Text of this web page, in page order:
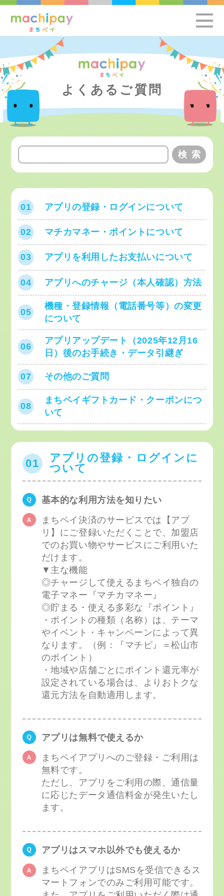
よくあるご質問
01 アプリの登録・ログインについて
02 マチカマネー・ポイントについて
03 アプリを利用したお支払いについて
04 アプリへのチャージ（本人確認）方法
05
機種・登録情報（電話番号等）の変更
について
06
アプリアップデート（2025年12月16
日）後のお手続き・データ引継ぎ
07 その他のご質問
08
まちペイギフトカード・クーポンにつ
いて
01
アプリの登録・ログインに
ついて
基本的な利用方法を知りたい
まちペイ決済のサービスでは【アプ
リ】にご登録いただくことで、加盟店
でのお買い物やサービスにご利用いた
だけます。
▼主な機能
◎チャージして使えるまちペイ独自の
電子マネー『マチカマネー』
◎貯まる・使える多彩な『ポイント』
・ポイントの種類（名称）は、テーマ
やイベント・キャンペーンによって異
なります。（例：『マチピ』＝松山市
のポイント）
・地域や店舗ごとにポイント還元率が
設定されている場合は、よりおトクな
還元方法を自動適用します。
アプリは無料で使えるか
まちペイアプリへのご登録・ご利用は
無料です。
ただし、アプリをご利用の際、通信量
に応じたデータ通信料金が発生いたし
ます。
アプリはスマホ以外でも使えるか
まちペイアプリはSMSを受信できるス
マートフォンでのみご利用可能です。